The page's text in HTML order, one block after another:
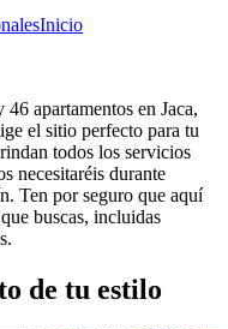
Inicio
apartamentos en Jaca,
el sitio perfecto para tu
todos los servicios
necesitaréis durante
Ten por seguro que aquí
buscas, incluidas
de tu estilo